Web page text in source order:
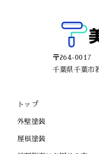
〒264-0017
千葉県千葉市
トップ
外壁塗装
屋根塗装